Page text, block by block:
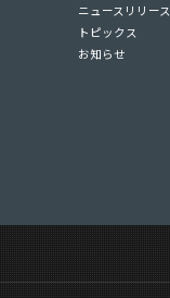
ニュースリリース
トピックス
お知らせ